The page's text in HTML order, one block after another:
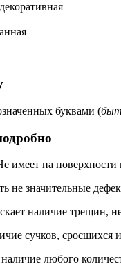
буквами (
имеет на
значительные
наличие трещин,
сучков,
любого